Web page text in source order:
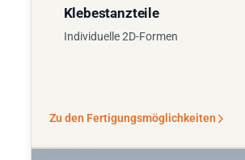
Klebestanzteile
Individuelle 2D-Formen
Zu den Fertigungsmöglichkeiten